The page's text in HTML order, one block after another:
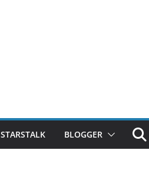
STARSTALK BLOGGER